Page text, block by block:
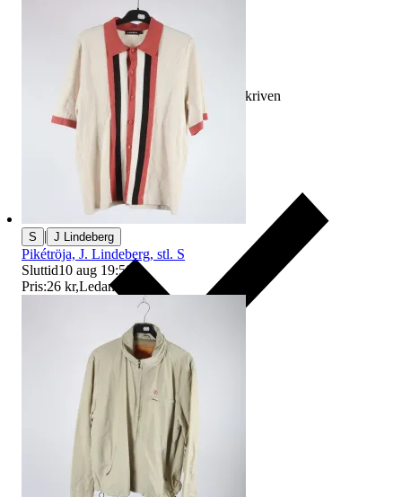
Ersättning om varan inte är som beskriven
Ersättning om du inte får din vara
S | J Lindeberg
Pikétröja, J. Lindeberg, stl. S
Sluttid10 aug 19:50
Pris:26 kr,Ledande bud .